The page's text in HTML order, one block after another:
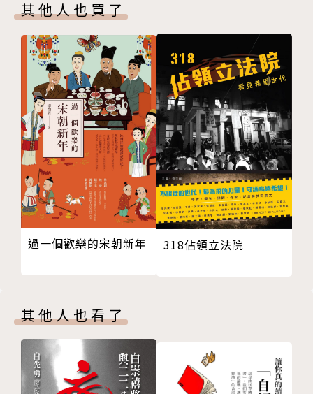
酵。
在《思想》26期，我們針對香港的歷史發展與近期的
社會態勢製作了一個「香港：本土與左右」專輯，對於
理解稍後的佔中運動提供了不可或缺的背景分析。在本
期《思想》，我們又邀集多篇文章組成專輯，對於台灣
的太陽花運動展開詮釋、評價。在26期的〈致讀者〉
中，我們指出大體上港台社會正處在三個因素糾結構成
的歷史處境之中：中國大陸的強勢崛起造成震撼與不
安，港台現有政治結構本身短絀而僵硬，世代板塊的移
動更帶來了不同世代群體的脫節甚至摩擦。這些因素其
實並非港台所獨見；世界上的多數社會都面臨類似的難
題。不過香港與台灣由於其地理位置、歷史牽連、以及
迫切。運動本身當然沒有提供答案；但它們至少逼大家
去面對問題，摸索出路。
借著地利之便以及運動所激發的反思浪潮十分豐富，本
期太陽花專輯一共邀請到了十篇文章，雖然遠非全面，
中國民族主義的崛起與挑戰／劉紹華
拒絕大陸化，才有中國化／笑蜀
「太陽花」為何盛開？：大眾文化的省思／胡全威
「對太陽花說不！」：左翼酷兒的性／別家國詰難／洪
思想訪談
建設性的政治反對派：陳子明先生訪談錄／陳宜中
思想評論
達瓦里希在何方：從《前進，達瓦里希》看中國大陸社
會的思想狀況／葉攀
致讀者
版權頁
封底
其他人也買了
過一個歡樂的宋朝新年 318佔領立法院
其他人也看了